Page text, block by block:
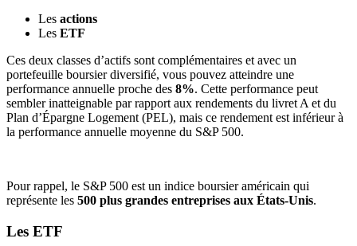
Les actions
Les ETF
Ces deux classes d’actifs sont complémentaires et avec un
portefeuille boursier diversifié, vous pouvez atteindre une
performance annuelle proche des 8%. Cette performance peut
sembler inatteignable par rapport aux rendements du livret A et du
Plan d’Épargne Logement (PEL), mais ce rendement est inférieur à
la performance annuelle moyenne du S&P 500.
Pour rappel, le S&P 500 est un indice boursier américain qui
représente les 500 plus grandes entreprises aux États-Unis.
Les ETF